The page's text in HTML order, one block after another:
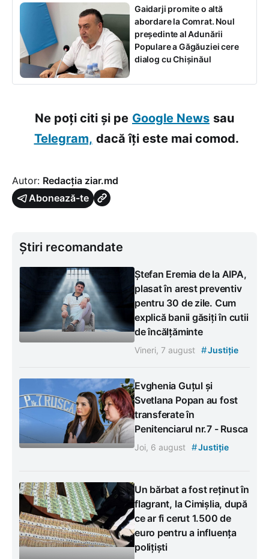
Gaidarji promite o altă
abordare la Comrat. Noul
președinte al Adunării
Populare a Găgăuziei cere
dialog cu Chișinăul
Ne poți citi și pe Google News sau
Telegram, dacă îți este mai comod.
Autor: Redacția ziar.md
Abonează-te
Știri recomandate
Ștefan Eremia de la AIPA,
plasat în arest preventiv
pentru 30 de zile. Cum
explică banii găsiți în cutii
de încălțăminte
Vineri, 7 august #Justiție
Evghenia Guțul și
Svetlana Popan au fost
transferate în
Penitenciarul nr.7 - Rusca
Joi, 6 august #Justiție
Un bărbat a fost reținut în
flagrant, la Cimișlia, după
ce ar fi cerut 1.500 de
euro pentru a influența
polițiști